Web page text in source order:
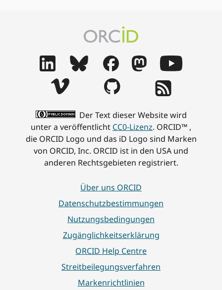
Der Text dieser Website wird
unter a veröffentlicht CC0-Lizenz. ORCID™ ,
die ORCID Logo und das iD Logo sind Marken
von ORCID, Inc. ORCID ist in den USA und
anderen Rechtsgebieten registriert.
Über uns ORCID
Datenschutzbestimmungen
Nutzungsbedingungen
Zugänglichkeitserklärung
ORCID Help Centre
Streitbeilegungsverfahren
Markenrichtlinien